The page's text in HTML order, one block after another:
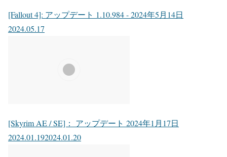
[Fallout 4]: アップデート 1.10.984 - 2024年5月14日
2024.05.17
[Skyrim AE / SE]： アップデート 2024年1月17日
2024.01.192024.01.20